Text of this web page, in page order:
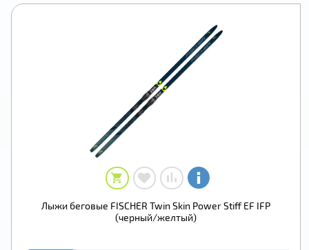
Лыжи беговые FISCHER Twin Skin Pоwer Stiff EF IFP
(черный/желтый)